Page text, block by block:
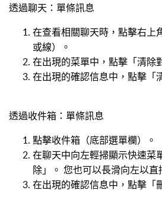
透過聊天：單條訊息
在查看相關聊天時，點擊右上
或線）。
在出現的菜單中，點擊「清除
在出現的確認信息中，點擊「
透過收件箱：單條訊息
點擊收件箱（底部選單欄）。
在聊天中向左輕掃顯示快速菜
除」。 您也可以長滑向左以直
在出現的確認信息中，點擊「